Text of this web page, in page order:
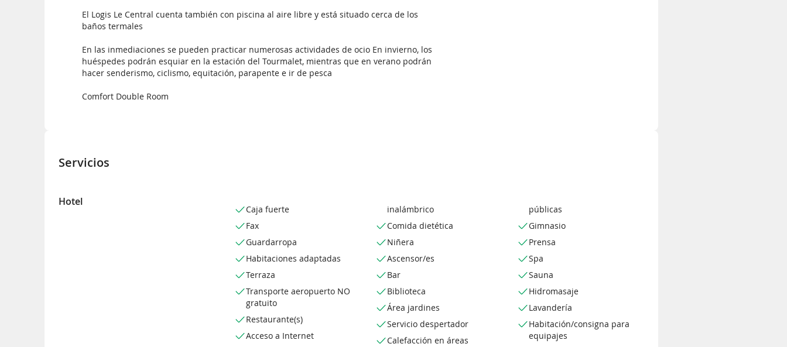
El Logis Le Central cuenta también con piscina al aire libre y está situado cerca de los
baños termales
En las inmediaciones se pueden practicar numerosas actividades de ocio En invierno, los
huéspedes podrán esquiar en la estación del Tourmalet, mientras que en verano podrán
hacer senderismo, ciclismo, equitación, parapente e ir de pesca
Comfort Double Room
Servicios
Hotel
Caja fuerte
Fax
Guardarropa
Habitaciones adaptadas
Terraza
Transporte aeropuerto NO
gratuito
Restaurante(s)
Acceso a Internet
inalámbrico
Comida dietética
Niñera
Ascensor/es
Bar
Biblioteca
Área jardines
Servicio despertador
Calefacción en áreas
públicas
Gimnasio
Prensa
Spa
Sauna
Hidromasaje
Lavandería
Habitación/consigna para
equipajes